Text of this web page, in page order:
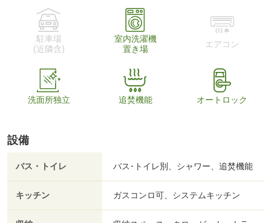
駐車場
(近隣含)
室内洗濯機
置き場
エアコン
洗面所独立 追焚機能 オートロック
設備
バス・トイレ バス･トイレ別、シャワー、追焚機能
キッチン ガスコンロ可、システムキッチン